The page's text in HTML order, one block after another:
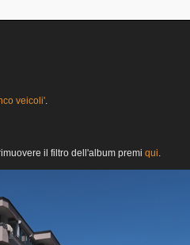
veicoli'.
il filtro dell'album premi qui.